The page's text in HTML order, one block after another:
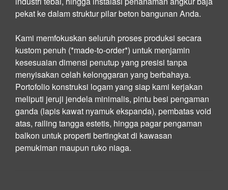
pekat ke dalam struktur pilar beton bangunan Anda.
Kami memfokuskan seluruh proses produksi secara
kustom penuh (*made-to-order*) untuk menjamin
kesesuaian dimensi penutup yang presisi tanpa
menyisakan celah kelonggaran yang berbahaya.
Portofolio konstruksi logam yang siap kami kerjakan
meliputi jeruji jendela minimalis, pintu besi pengaman
ganda (lapis kawat nyamuk ekspanda), pembatas void
atas, railing tangga estetis, hingga pagar pengaman
balkon untuk properti bertingkat di kawasan
pemukiman maupun ruko niaga.